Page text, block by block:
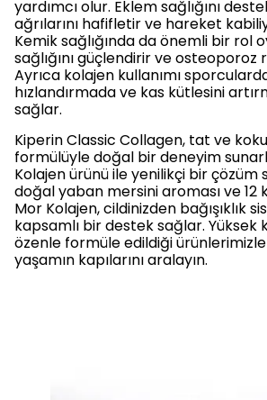
yardımcı olur. Eklem sağlığını
ağrılarını hafifletir ve hareket
Kemik sağlığında da önemli bir rol
sağlığını güçlendirir ve osteoporoz
Ayrıca kolajen kullanımı
hızlandırmada ve kas kütlesini
sağlar.
Kiperin Classic Collagen, tat ve
formülüyle doğal bir deneyim
Kolajen ürünü ile yenilikçi bir çözüm
doğal yaban mersini aroması ve 12
Mor Kolajen, cildinizden bağışıklık
kapsamlı bir destek sağlar. Yüksek
özenle formüle edildiği ürünlerimizle
yaşamın kapılarını aralayın.